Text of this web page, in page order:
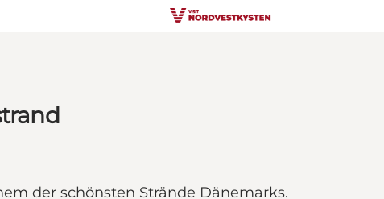
der schönsten Strände Dänemarks.